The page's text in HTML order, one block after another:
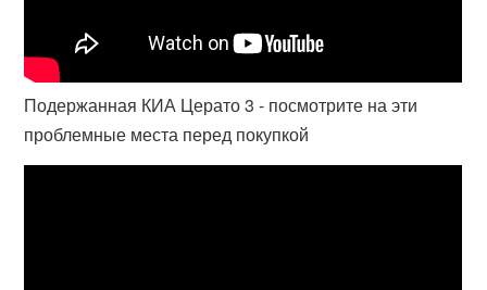
Подержанная КИА Церато 3 - посмотрите на эти
проблемные места перед покупкой